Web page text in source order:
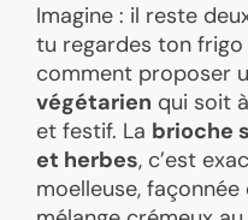
Imagine : il reste
tu regardes ton
comment proposer
végétarien qui soit
et festif. La brioche
et herbes, c’est
moelleuse, façonnée